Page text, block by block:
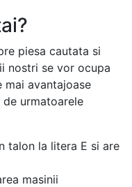
piesa cautata si
nostri se vor ocupa
mai avantajoase
urmatoarele
talon la litera E si are
masinii